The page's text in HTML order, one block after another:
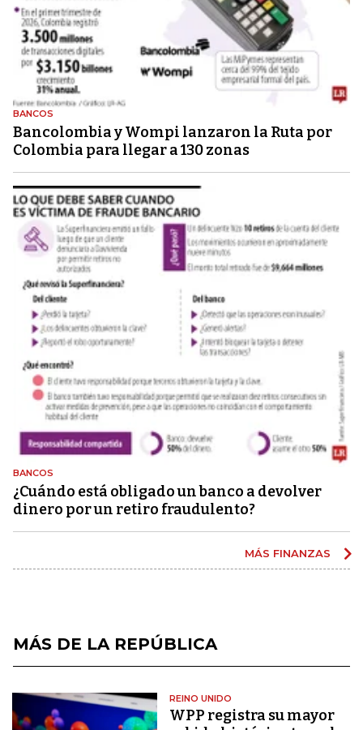
BANCOS
Bancolombia y Wompi lanzaron la Ruta por
Colombia para llegar a 130 zonas
BANCOS
¿Cuándo está obligado un banco a devolver
dinero por un retiro fraudulento?
MÁS FINANZAS
MÁS DE LA REPÚBLICA
REINO UNIDO
WPP registra su mayor